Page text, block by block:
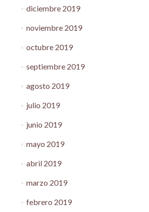
diciembre 2019
noviembre 2019
octubre 2019
septiembre 2019
agosto 2019
julio 2019
junio 2019
mayo 2019
abril 2019
marzo 2019
febrero 2019